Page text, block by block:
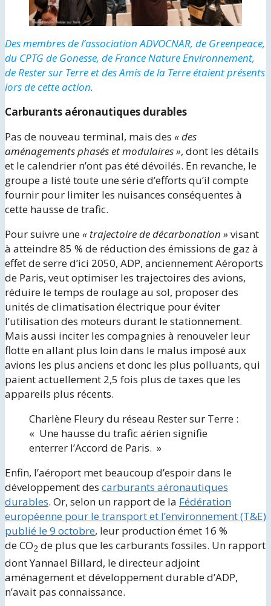
Des membres de l’association ADVOCNAR, de Greenpeace,
du CPTG de Gonesse, de France Nature Environnement,
de Rester sur Terre et des Amis de la Terre étaient présents
lors de cette action.
Carburants aéronautiques durables
Pas de nouveau terminal, mais des « des
aménagements phasés et modulaires », dont les détails
et le calendrier n’ont pas été dévoilés. En revanche, le
groupe a listé toute une série d’efforts qu’il compte
fournir pour limiter les nuisances conséquentes à
cette hausse de trafic.
Pour suivre une« trajectoire de décarbonation »visant
à atteindre 85 % de réduction des émissions de gaz à
effet de serre d’ici 2050, ADP, anciennement Aéroports
de Paris, veut optimiser les trajectoires des avions,
réduire le temps de roulage au sol, proposer des
unités de climatisation électrique pour éviter
l’utilisation des moteurs durant le stationnement.
Mais aussi inciter les compagnies à renouveler leur
flotte en allant plus loin dans le malus imposé aux
avions les plus anciens et donc les plus polluants, qui
paient actuellement 2,5 fois plus de taxes que les
appareils plus récents.
Charlène Fleury du réseau Rester sur Terre :
« Une hausse du trafic aérien signifie
enterrer l’Accord de Paris. »
Enfin, l’aéroport met beaucoup d’espoir dans le
développement des carburants aéronautiques
durables. Or, selon un rapport de la Fédération
européenne pour le transport et l’environnement (T&E)
publié le 9 octobre, leur production émet 16 %
de CO2 de plus que les carburants fossiles. Un rapport
dont Yannael Billard, le directeur adjoint
aménagement et développement durable d’ADP,
n’avait pas connaissance.